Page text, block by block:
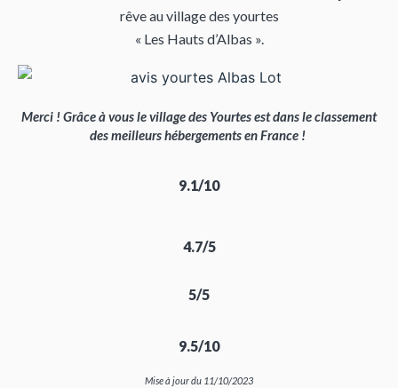
rêve au village des yourtes
« Les Hauts d’Albas ».
Merci ! Grâce à vous le village des Yourtes est dans le classement
des meilleurs hébergements en France !
9.1/10
4.7/5
5/5
9.5/10
Mise à jour du 11/10/2023